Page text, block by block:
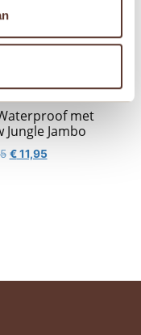
met
Jungle Jambo
Oorspronkelijke
€11,95Huidige